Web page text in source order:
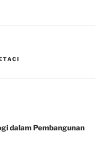
dalam Pembangunan